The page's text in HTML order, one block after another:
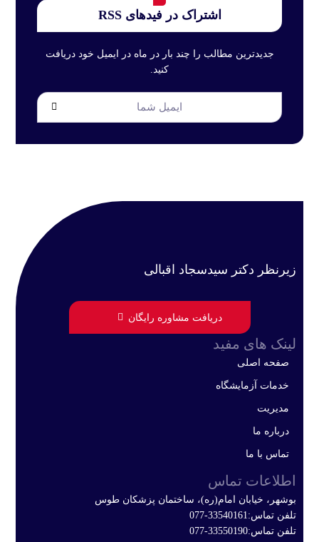
اشتراک در فیدهای RSS
جدیدترین مطالب را چند بار در ماه در ایمیل خود دریافت
کنید.
زیرنظر دکتر سیدسجاد اقبالی
دریافت مشاوره رایگان
لینک های مفید
صفحه اصلی
خدمات آزمایشگاه
مدیریت
درباره ما
تماس با ما
اطلاعات تماس
بوشهر، خیابان امام(ره)، ساختمان پزشکان طوس
تلفن تماس:33540161-077
تلفن تماس:33550190-077